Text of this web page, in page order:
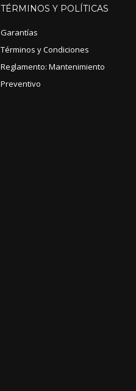
TÉRMINOS Y POLÍTICAS
Garantías
Términos y Condiciones
Reglamento: Mantenimiento
Preventivo